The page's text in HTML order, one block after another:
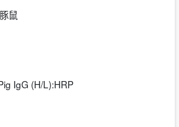
鼠
IgG (H/L):HRP